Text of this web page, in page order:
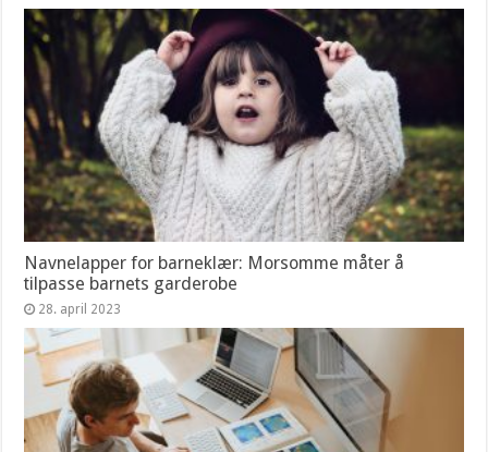
Navnelapper for barneklær: Morsomme måter å
tilpasse barnets garderobe
28. april 2023